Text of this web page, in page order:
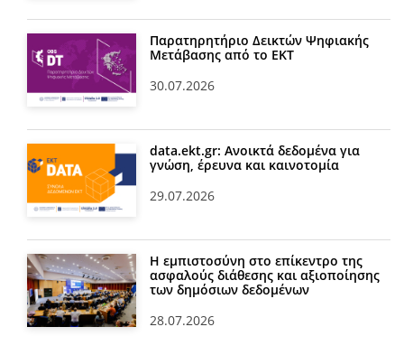
Παρατηρητήριο Δεικτών Ψηφιακής
Μετάβασης από το ΕΚΤ
30.07.2026
data.ekt.gr: Ανοικτά δεδομένα για
γνώση, έρευνα και καινοτομία
29.07.2026
Η εμπιστοσύνη στο επίκεντρο της
ασφαλούς διάθεσης και αξιοποίησης
των δημόσιων δεδομένων
28.07.2026